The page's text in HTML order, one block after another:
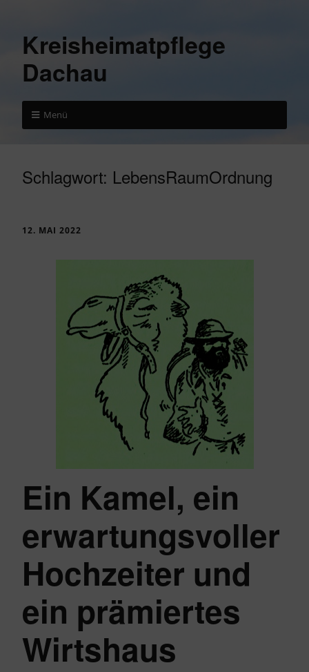
Kreisheimatpflege
Dachau
Menü
Schlagwort: LebensRaumOrdnung
12. MAI 2022
Ein Kamel, ein
erwartungsvoller
Hochzeiter und
ein prämiertes
Wirtshaus